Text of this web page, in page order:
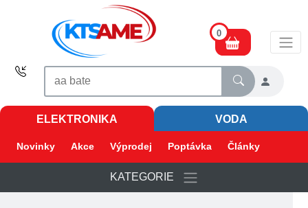
0
ELEKTRONIKA VODA
Novinky Akce Výprodej Poptávka Články
KATEGORIE